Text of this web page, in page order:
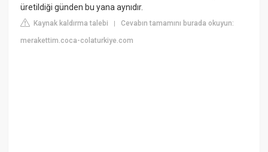
üretildiği günden bu yana aynıdır.
Kaynak kaldırma talebi |Cevabın tamamını burada okuyun:
merakettim.coca-colaturkiye.com